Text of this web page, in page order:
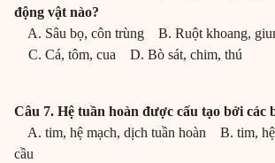
động vật nào?
A. Sâu bọ, côn trùng B. Ruột khoang,
C. Cá, tôm, cua D. Bò sát, chim, thú
Câu 7. Hệ tuần hoàn được cấu tạo bởi các
A. tim, hệ mạch, dịch tuần hoàn B. tim, hệ
cầu